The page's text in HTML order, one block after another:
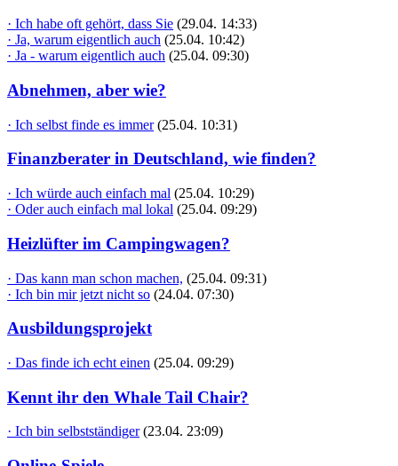
· Ich habe oft gehört, dass Sie (29.04. 14:33)
· Ja, warum eigentlich auch (25.04. 10:42)
· Ja - warum eigentlich auch (25.04. 09:30)
Abnehmen, aber wie?
· Ich selbst finde es immer (25.04. 10:31)
Finanzberater in Deutschland, wie finden?
· Ich würde auch einfach mal (25.04. 10:29)
· Oder auch einfach mal lokal (25.04. 09:29)
Heizlüfter im Campingwagen?
· Das kann man schon machen, (25.04. 09:31)
· Ich bin mir jetzt nicht so (24.04. 07:30)
Ausbildungsprojekt
· Das finde ich echt einen (25.04. 09:29)
Kennt ihr den Whale Tail Chair?
· Ich bin selbstständiger (23.04. 23:09)